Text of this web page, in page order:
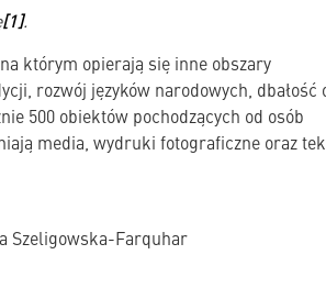
[1].
którym opierają się inne obszary
rozwój języków narodowych, dbałość
500 obiektów pochodzących od osób
media, wydruki fotograficzne oraz
Szeligowska-Farquhar